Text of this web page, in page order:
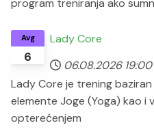
program treniranja ako
6
Avg
Lady Core
06.08.2026 19:00
Lady Core je trening
elemente Joge (Yoga) kao i
opterećenjem